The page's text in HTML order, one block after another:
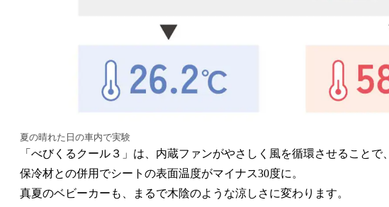
夏の晴れた日の車内で実験
「べびくるクール３」は、内蔵ファンがやさしく風を循環させることで、
保冷材との併用でシートの表面温度がマイナス30度に。
真夏のベビーカーも、まるで木陰のような涼しさに変わります。